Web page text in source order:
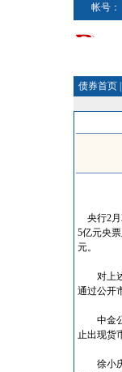
帐号：
债券首页
央行2
5亿元央
元。
对上述
通过公开
中金公
止出现货
徐小庆